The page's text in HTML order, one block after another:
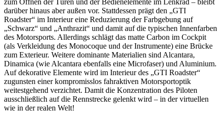
zum Öffnen der Türen und der Bedienelemente im Lenkrad – bleibt
darüber hinaus aber außen vor. Stattdessen prägt den „GTI
Roadster“ im Interieur eine Reduzierung der Farbgebung auf
„Schwarz“ und „Anthrazit“ und damit auf die typischen Innenfarben
des Motorsports. Allerdings schlägt das matte Carbon im Cockpit
(als Verkleidung des Monocoque und der Instrumente) eine Brücke
zum Exterieur. Weitere dominante Materialien sind Alcantara,
Dinamica (wie Alcantara ebenfalls eine Microfaser) und Aluminium.
Auf dekorative Elemente wird im Interieur des „GTI Roadster“
zugunsten einer kompromisslos fahraktiven Motorsportoptik
weitestgehend verzichtet. Damit die Konzentration des Piloten
ausschließlich auf die Rennstrecke gelenkt wird – in der virtuellen
wie in der realen Welt!